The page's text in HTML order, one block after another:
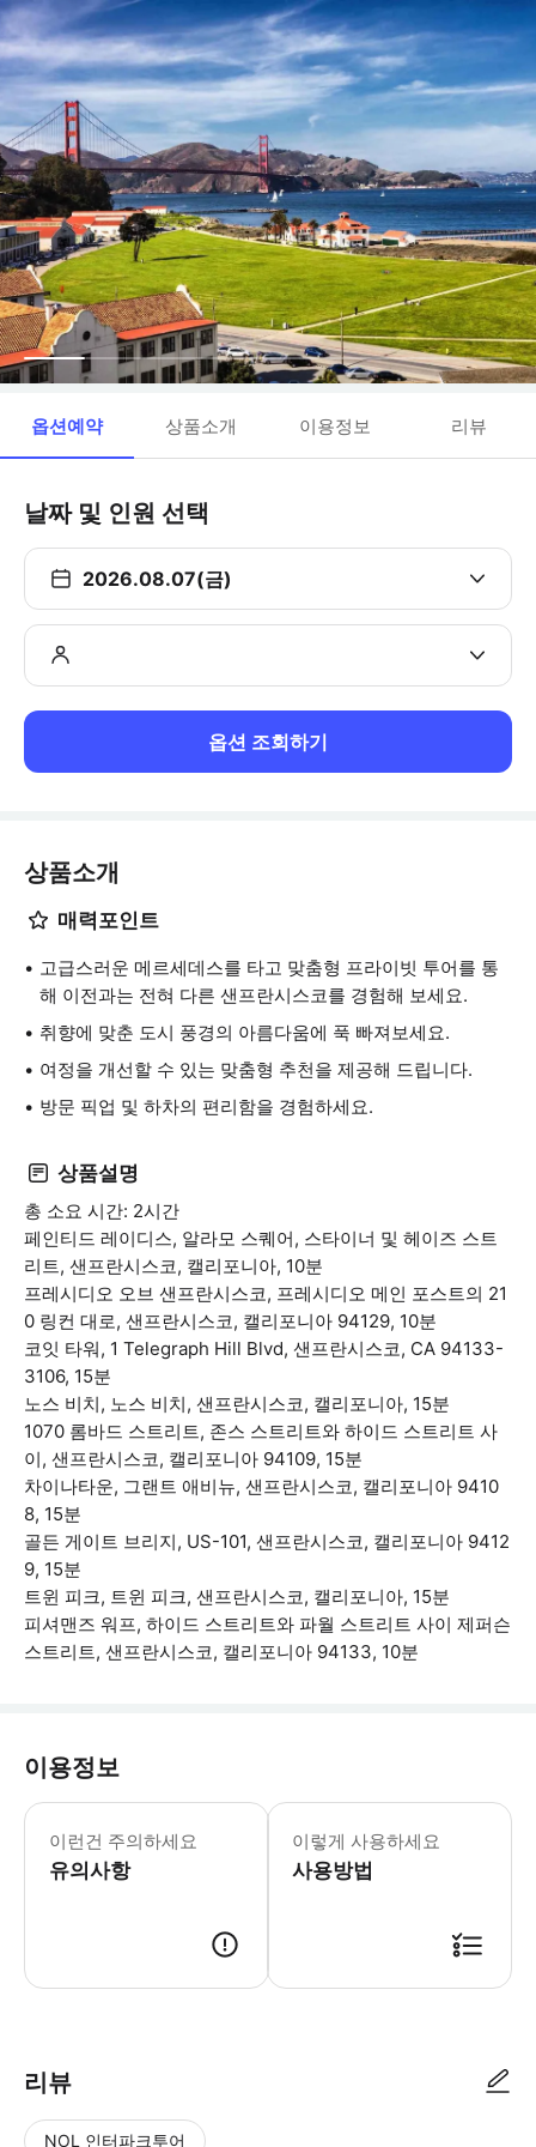
옵션예약 상품소개 이용정보 리뷰
날짜 및 인원 선택
2026.08.07(금)
옵션 조회하기
상품소개
매력포인트
고급스러운 메르세데스를 타고 맞춤형 프라이빗 투어를 통
해 이전과는 전혀 다른 샌프란시스코를 경험해 보세요.
취향에 맞춘 도시 풍경의 아름다움에 푹 빠져보세요.
여정을 개선할 수 있는 맞춤형 추천을 제공해 드립니다.
방문 픽업 및 하차의 편리함을 경험하세요.
상품설명
총 소요 시간: 2시간
페인티드 레이디스, 알라모 스퀘어, 스타이너 및 헤이즈 스트
리트, 샌프란시스코, 캘리포니아, 10분
프레시디오 오브 샌프란시스코, 프레시디오 메인 포스트의 21
0 링컨 대로, 샌프란시스코, 캘리포니아 94129, 10분
코잇 타워, 1 Telegraph Hill Blvd, 샌프란시스코, CA 94133-
3106, 15분
노스 비치, 노스 비치, 샌프란시스코, 캘리포니아, 15분
1070 롬바드 스트리트, 존스 스트리트와 하이드 스트리트 사
이, 샌프란시스코, 캘리포니아 94109, 15분
차이나타운, 그랜트 애비뉴, 샌프란시스코, 캘리포니아 9410
8, 15분
골든 게이트 브리지, US-101, 샌프란시스코, 캘리포니아 9412
9, 15분
트윈 피크, 트윈 피크, 샌프란시스코, 캘리포니아, 15분
피셔맨즈 워프, 하이드 스트리트와 파월 스트리트 사이 제퍼슨
스트리트, 샌프란시스코, 캘리포니아 94133, 10분
이용정보
이런건 주의하세요
유의사항
* 소요시간 : 240분 (옵션에 따라 소
이렇게 사용하세요
사용방법
리뷰
NOL 인터파크투어